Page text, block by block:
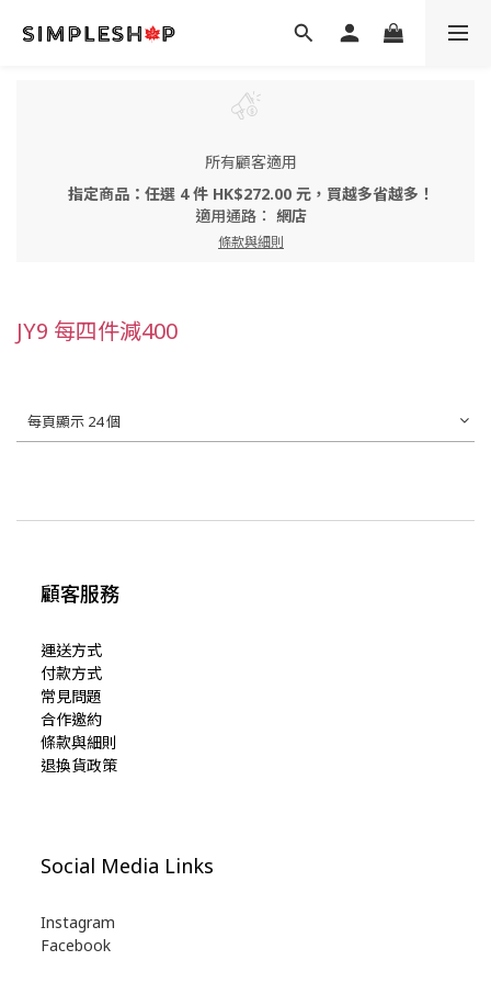
所有顧客適用
指定商品：任選 4 件 HK$272.00 元，買越多省越多！
適用通路： 網店
條款與細則
JY9 每四件減400
每頁顯示 24 個
顧客服務
運送方式
付款方式
常見問題
合作邀約
條款與細則
退換貨政策
Social Media Links
Instagram
Facebook